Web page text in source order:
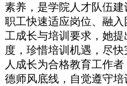
素养，是学院人才队伍
职工快速适应岗位、融
工成长与培训要求，她
度，珍惜培训机遇，尽
人成长为合格教育工作
德师风底线，自觉遵守